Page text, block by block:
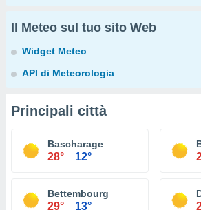
Il Meteo sul tuo sito Web
Widget Meteo
API di Meteorologia
Principali città
Bascharage
28° 12°
Bettembourg
29° 13°